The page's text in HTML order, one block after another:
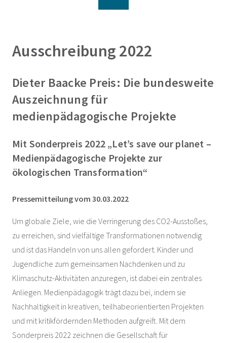
Ausschreibung 2022
Dieter Baacke Preis: Die bundesweite
Auszeichnung für
medienpädagogische Projekte
Mit Sonderpreis 2022 „Let’s save our planet –
Medienpädagogische Projekte zur
ökologischen Transformation“
Pressemitteilung vom 30.03.2022
Um globale Ziele, wie die Verringerung des CO2-Ausstoßes,
zu erreichen, sind vielfältige Transformationen notwendig
und ist das Handeln von uns allen gefordert. Kinder und
Jugendliche zum gemeinsamen Nachdenken und zu
Klimaschutz-Aktivitäten anzuregen, ist dabei ein zentrales
Anliegen. Medienpädagogik trägt dazu bei, indem sie
Nachhaltigkeit in kreativen, teilhabeorientierten Projekten
und mit kritikfördernden Methoden aufgreift. Mit dem
Sonderpreis 2022 zeichnen die Gesellschaft für